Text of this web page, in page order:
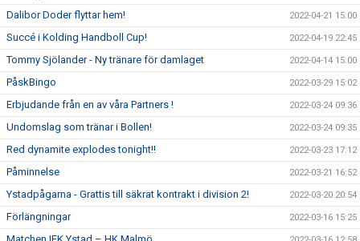
Dalibor Doder flyttar hem! 2022-04-21 15:00
Succé i Kolding Handboll Cup! 2022-04-19 22:45
Tommy Sjölander - Ny tränare för damlaget 2022-04-14 15:00
PåskBingo 2022-03-29 15:02
Erbjudande från en av våra Partners ! 2022-03-24 09:36
Undomslag som tränar i Bollen! 2022-03-24 09:35
Red dynamite explodes tonight!! 2022-03-23 17:12
Påminnelse 2022-03-21 16:52
Ystadpågarna - Grattis till säkrat kontrakt i division 2! 2022-03-20 20:54
Förlängningar 2022-03-16 15:25